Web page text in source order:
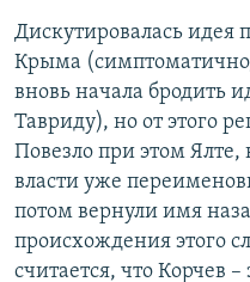
Дискутировалась идея
Крыма
вновь начала бродить
Тавриду), но от этого
Повезло при этом Ялте,
власти уже
потом вернули имя
происхождения этого
считается, что Корчев –